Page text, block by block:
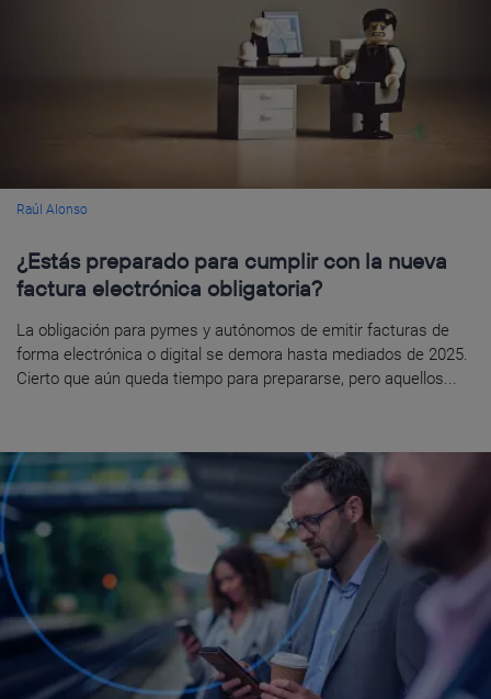
Raúl Alonso
¿Estás preparado para cumplir con la nueva
factura electrónica obligatoria?
La obligación para pymes y autónomos de emitir facturas de
forma electrónica o digital se demora hasta mediados de 2025.
Cierto que aún queda tiempo para prepararse, pero aquellos...